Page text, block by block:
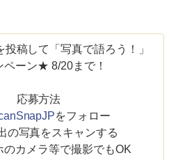
投稿して「写真で語ろう！」
ペーン★ 8/20まで！
応募方法
をフォロー
の写真をスキャンする
カメラ等で撮影でもOK